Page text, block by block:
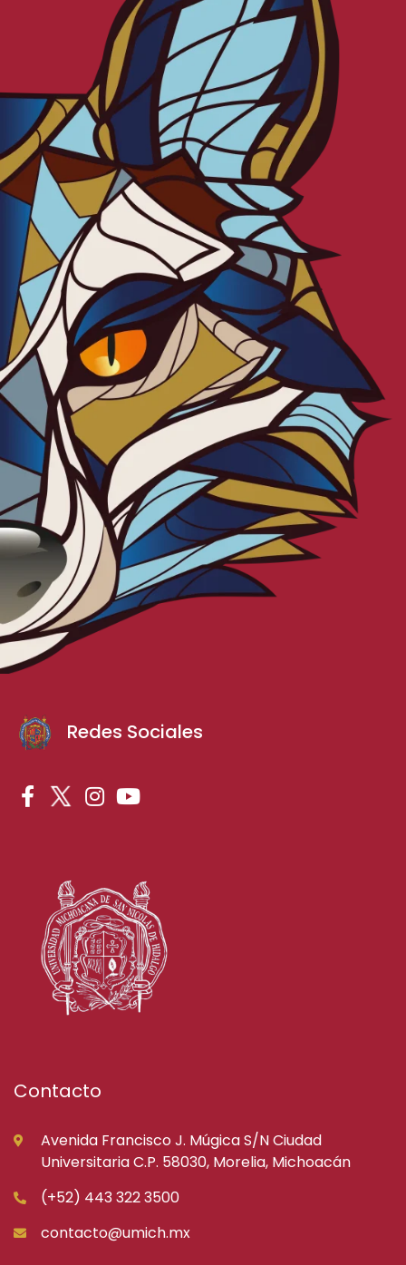
Redes Sociales
Contacto
Avenida Francisco J. Múgica S/N Ciudad
Universitaria C.P. 58030, Morelia, Michoacán
(+52) 443 322 3500
contacto@umich.mx